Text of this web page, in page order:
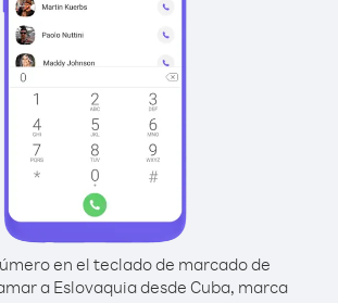
en el teclado de marcado de
a Eslovaquia desde Cuba, marca